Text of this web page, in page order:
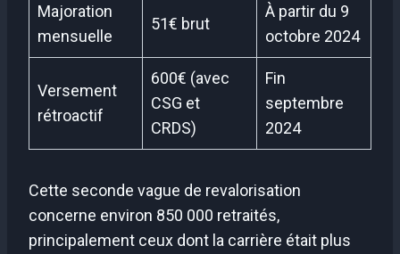
Majoration
mensuelle
51€ brut
À partir du 9
octobre 2024
Versement
rétroactif
600€ (avec
CSG et
CRDS)
Fin
septembre
2024
Cette seconde vague de revalorisation
concerne environ 850 000 retraités,
principalement ceux dont la carrière était plus